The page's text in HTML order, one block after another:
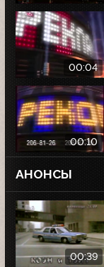
00:04
00:10
АНОНСЫ
00:39